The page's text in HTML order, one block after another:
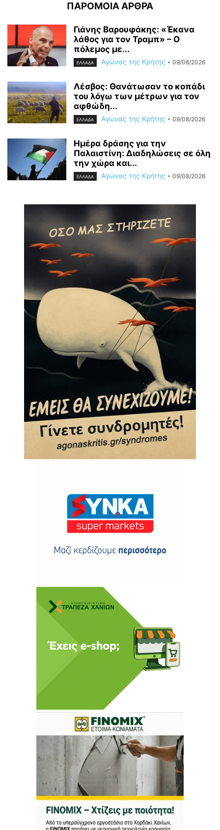
ΠΑΡΟΜΟΙΑ ΑΡΘΡΑ
Γιάνης Βαρουφάκης: «Έκανα
λάθος για τον Τραμπ» – Ο
πόλεμος με...
ΕΛΛΑΔΑ Αγώνας της Κρήτης - 09/08/2026
Λέσβος: Θανάτωσαν το κοπάδι
του λόγω των μέτρων για τον
αφθώδη...
ΕΛΛΑΔΑ Αγώνας της Κρήτης - 09/08/2026
Ημέρα δράσης για την
Παλαιστίνη: Διαδηλώσεις σε όλη
την χώρα και...
ΕΛΛΑΔΑ Αγώνας της Κρήτης - 09/08/2026